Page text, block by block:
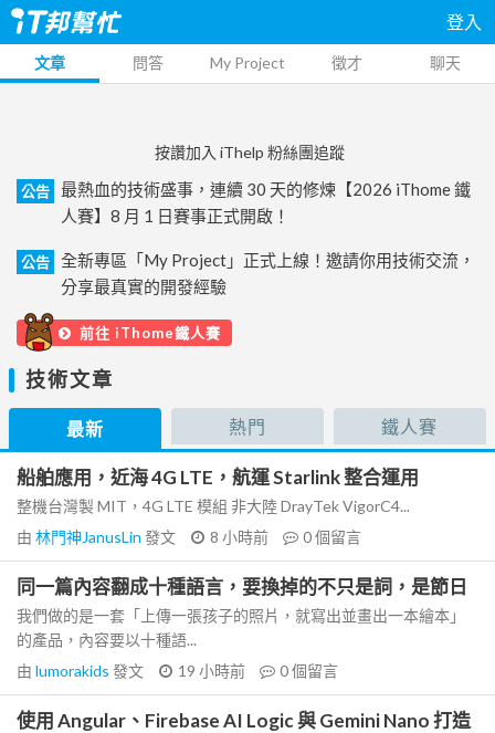
登入
文章 問答 My Project 徵才 聊天
按讚加入 iThelp 粉絲團追蹤
公告
最熱血的技術盛事，連續 30 天的修煉【2026 iThome 鐵
人賽】8 月 1 日賽事正式開啟！
公告
全新專區「My Project」正式上線！邀請你用技術交流，
分享最真實的開發經驗
前往 iThome鐵人賽
技術文章
最新 熱門 鐵人賽
船舶應用，近海 4G LTE，航運 Starlink 整合運用
整機台灣製 MIT，4G LTE 模組 非大陸 DrayTek VigorC4...
由 林門神JanusLin 發文 8 小時前 0個留言
同一篇內容翻成十種語言，要換掉的不只是詞，是節日
我們做的是一套「上傳一張孩子的照片，就寫出並畫出一本繪本」
的產品，內容要以十種語...
由 lumorakids 發文 19 小時前 0個留言
使用 Angular、Firebase AI Logic 與 Gemini Nano 打造